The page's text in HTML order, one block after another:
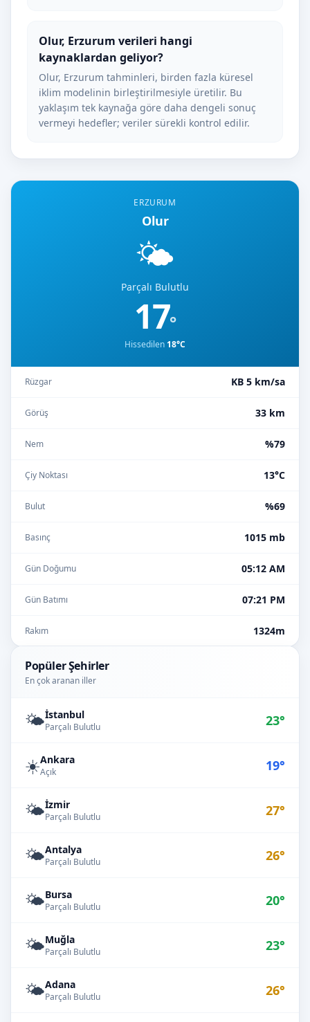
ERZURUM
Olur
🌤️
Parçalı Bulutlu
17°
Hissedilen 18°C
Rüzgar KB 5 km/sa
Görüş 33 km
Nem %79
Çiy Noktası 13°C
Bulut %69
Basınç 1015 mb
Gün Doğumu 05:12 AM
Gün Batımı 07:21 PM
Rakım 1324m
Popüler Şehirler
En çok aranan iller
🌤️İstanbul
Parçalı Bulutlu 23°
☀️Ankara
Açık 19°
🌤️İzmir
Parçalı Bulutlu 27°
🌤️Antalya
Parçalı Bulutlu 26°
🌤️Bursa
Parçalı Bulutlu 20°
🌤️Muğla
Parçalı Bulutlu 23°
🌤️Adana
Parçalı Bulutlu 26°
Olur, Erzurum verileri hangi
kaynaklardan geliyor?
Olur, Erzurum tahminleri, birden fazla küresel
iklim modelinin birleştirilmesiyle üretilir. Bu
yaklaşım tek kaynağa göre daha dengeli sonuç
vermeyi hedefler; veriler sürekli kontrol edilir.